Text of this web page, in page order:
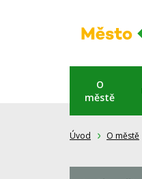
O
městě
Úvod O městě